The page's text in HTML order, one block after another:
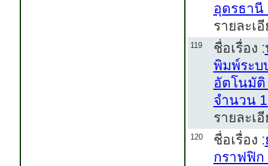
อุดรธานี
รายละเ
119 ชื่อเรื่อง :
พิมพ์ระบ
อัตโนมัติ
จำนวน
รายละเ
120 ชื่อเรื่อง :
กราฟฟิก